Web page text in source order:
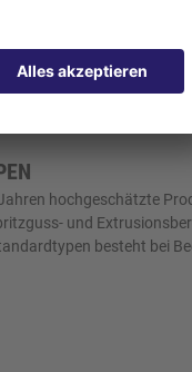
ROMIRA bereits seit
Produktion, keine
hochgeschätzte
und
besteht bei